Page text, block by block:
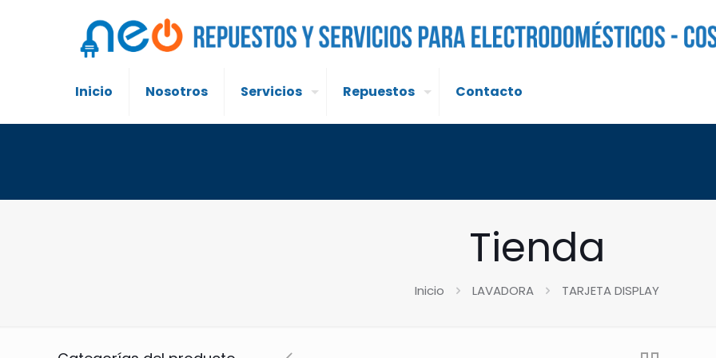
Inicio Nosotros Servicios Repuestos Contacto
Tienda
Inicio LAVADORA TARJETA DISPLAY